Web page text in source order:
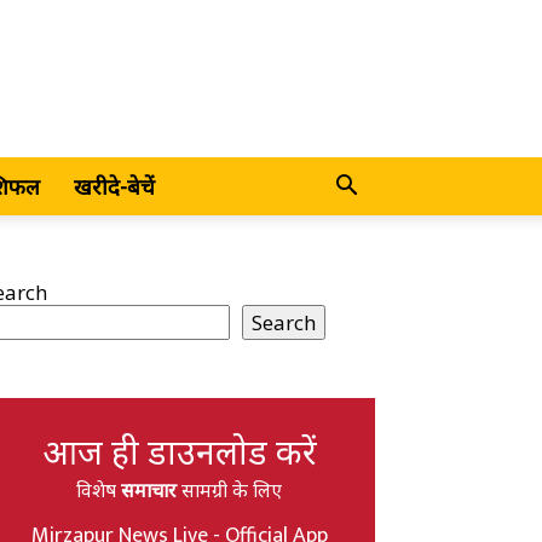
खरीदे-बेचें
Search
आज ही डाउनलोड करें
विशेषसमाचारसामग्री के लिए